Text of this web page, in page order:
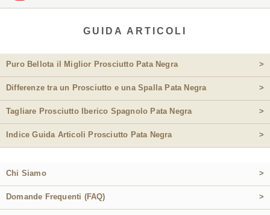
GUIDA ARTICOLI
Puro Bellota il Miglior Prosciutto Pata Negra >
Differenze tra un Prosciutto e una Spalla Pata Negra >
Tagliare Prosciutto Iberico Spagnolo Pata Negra >
Indice Guida Articoli Prosciutto Pata Negra >
Chi Siamo >
Domande Frequenti (FAQ) >